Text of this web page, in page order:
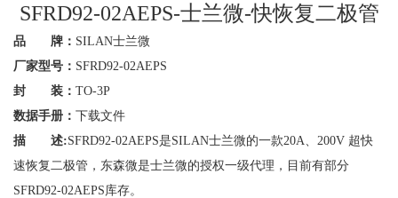
SFRD92-02AEPS-士兰微-快恢复二极管
品 牌： SILAN士兰微
厂家型号： SFRD92-02AEPS
封 装： TO-3P
数据手册： 下载文件
描 述:SFRD92-02AEPS是SILAN士兰微的一款20A、200V 超快
速恢复二极管，东森微是士兰微的授权一级代理，目前有部分
SFRD92-02AEPS库存。